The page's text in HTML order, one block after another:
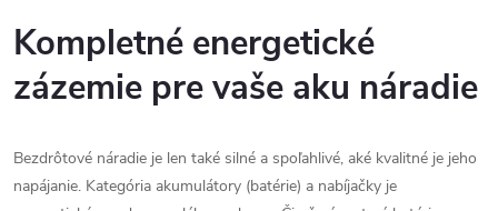
d
a
c
i
á
n
k
v
a
Kompletné energetické
zázemie pre vaše aku náradie
Bezdrôtové náradie je len také silné a spoľahlivé, aké kvalitné je jeho
napájanie. Kategória akumulátory (batérie) a nabíjačky je